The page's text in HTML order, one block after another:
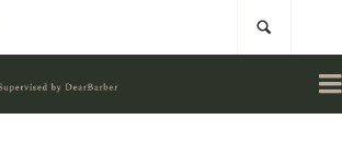

